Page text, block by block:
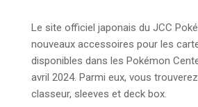
Le site officiel japonais du JCC
nouveaux accessoires pour les
disponibles dans les Pokémon
avril 2024. Parmi eux, vous
classeur, sleeves et deck box.